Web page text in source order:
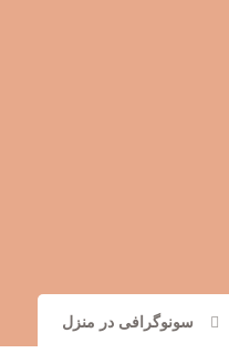
سونوگرافی در منزل